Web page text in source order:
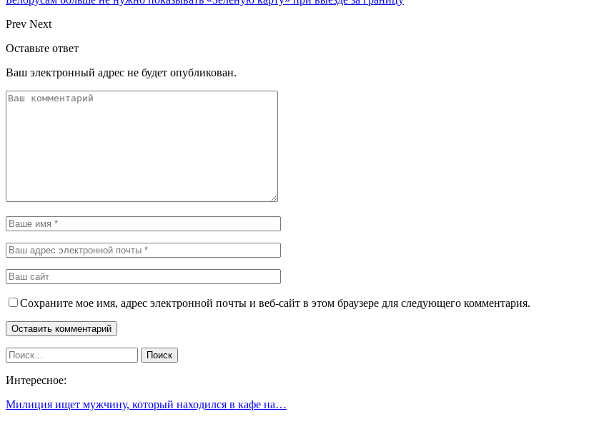
Prev Next
Оставьте ответ
Ваш электронный адрес не будет опубликован.
Сохраните мое имя, адрес электронной почты и веб-сайт в этом браузере для следующего комментария.
Интересное:
Милиция ищет мужчину, который находился в кафе на…